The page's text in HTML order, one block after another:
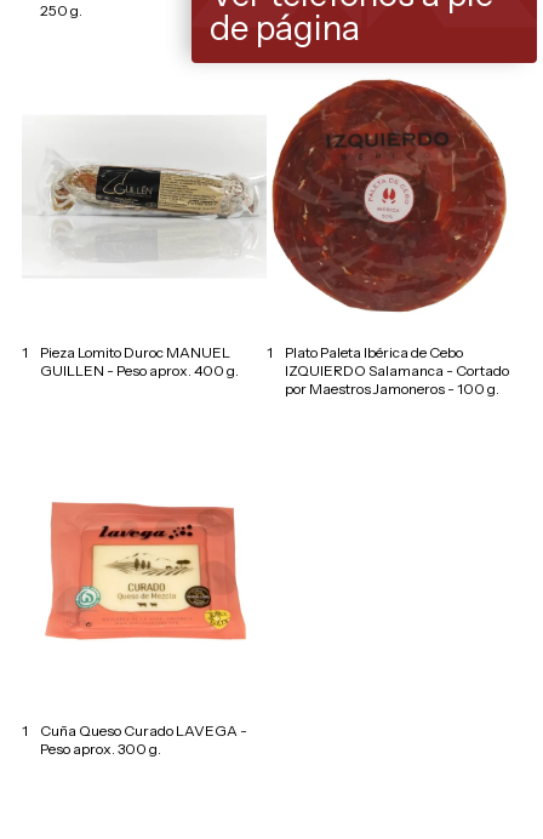
250 g.
250 g.
1
Pieza Lomito Duroc MANUEL
GUILLEN - Peso aprox. 400 g.
1
Plato Paleta Ibérica de Cebo
IZQUIERDO Salamanca - Cortado
por Maestros Jamoneros - 100 g.
1
Cuña Queso Curado LAVEGA -
Peso aprox. 300 g.
de página